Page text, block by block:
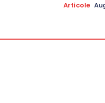
Articole